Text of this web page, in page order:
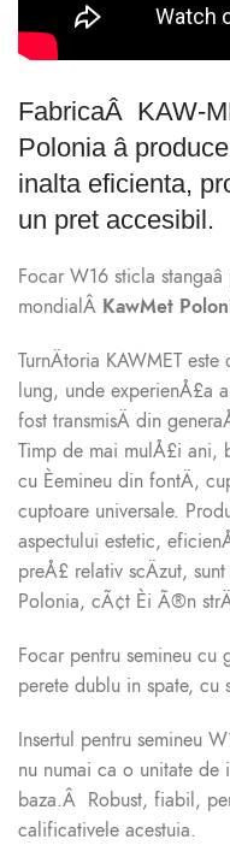
FabricaÂ KAW-
Polonia â
inalta eficienta,
un pret accesibil.
Focar W16 sticla
mondialÂ KawMet
TurnÄtoria KAWMET
lung, unde experienÅ£a a
fost transmisÄ din
Timp de mai mulÅ£i ani,
cu Èemineu din fontÄ,
cuptoare universale.
aspectului estetic,
preÅ£ relativ scÄzut,
Polonia, cÃ¢t Èi Ã®n
Focar pentru semineu
perete dublu in spate, cu
Insertul pentru semineu
nu numai ca o unitate de
baza.Â Robust, fiabil,
calificativele acestuia.